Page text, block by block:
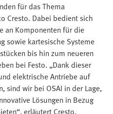
für das Thema
Cresto. Dabei bedient sich
an Komponenten für die
sowie kartesische Systeme
bis hin zum neueren
bei Festo. „Dank dieser
elektrische Antriebe auf
sind wir bei OSAI in der Lage,
Lösungen in Bezug
erläutert Cresto.